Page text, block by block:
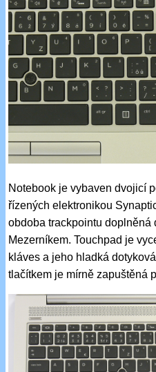
Notebook je vybaven dvojicí
řízených elektronikou
obdoba trackpointu doplněná
Mezerníkem. Touchpad je
kláves a jeho hladká
tlačítkem je mírně zapuštěná